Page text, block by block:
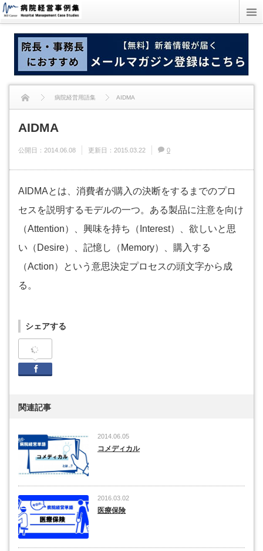
病院経営用語集 AIDMA
AIDMA
公開日： 2014.06.08 更新日： 2015.03.22 0
AIDMAとは、消費者が購入の決断をするまでのプロ
セスを説明するモデルの一つ。ある製品に注意を向け
（Attention）、興味を持ち（Interest）、欲しいと思
い（Desire）、記憶し（Memory）、購入する
（Action）という意思決定プロセスの頭文字から成
る。
シェアする
関連記事
2014.06.05
コメディカル
2016.03.02
医療保険